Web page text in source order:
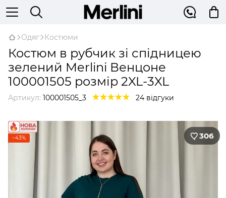
Одяг Костюми
Костюм в рубчик зі спідницею
зелений Merlini Венцоне
100001505 розмір 2XL-3XL
Артикул: 100001505_3 24 відгуки
−43% 306